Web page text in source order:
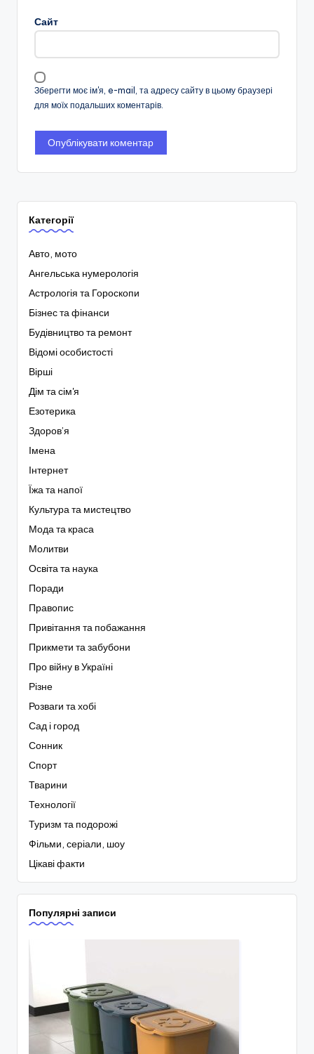
Сайт
Зберегти моє ім'я, e-mail, та адресу сайту в цьому браузері
для моїх подальших коментарів.
Категорії
Авто, мото
Ангельська нумерологія
Астрологія та Гороскопи
Бізнес та фінанси
Будівництво та ремонт
Відомі особистості
Вірші
Дім та сім'я
Езотерика
Здоров’я
Імена
Інтернет
Їжа та напої
Культура та мистецтво
Мода та краса
Молитви
Освіта та наука
Поради
Правопис
Привітання та побажання
Прикмети та забубони
Про війну в Україні
Різне
Розваги та хобі
Сад і город
Сонник
Спорт
Тварини
Технології
Туризм та подорожі
Фільми, серіали, шоу
Цікаві факти
Популярні записи